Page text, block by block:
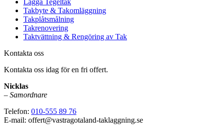
Lägga Tegeltak
Takbyte & Takomläggning
Takplåtsmålning
Takrenovering
Taktvättning & Rengöring av Tak
Kontakta oss
Kontakta oss idag för en fri offert.
Nicklas
– Samordnare
Telefon: 010-555 89 76
E-mail: offert@vastragotaland-taklaggning.se